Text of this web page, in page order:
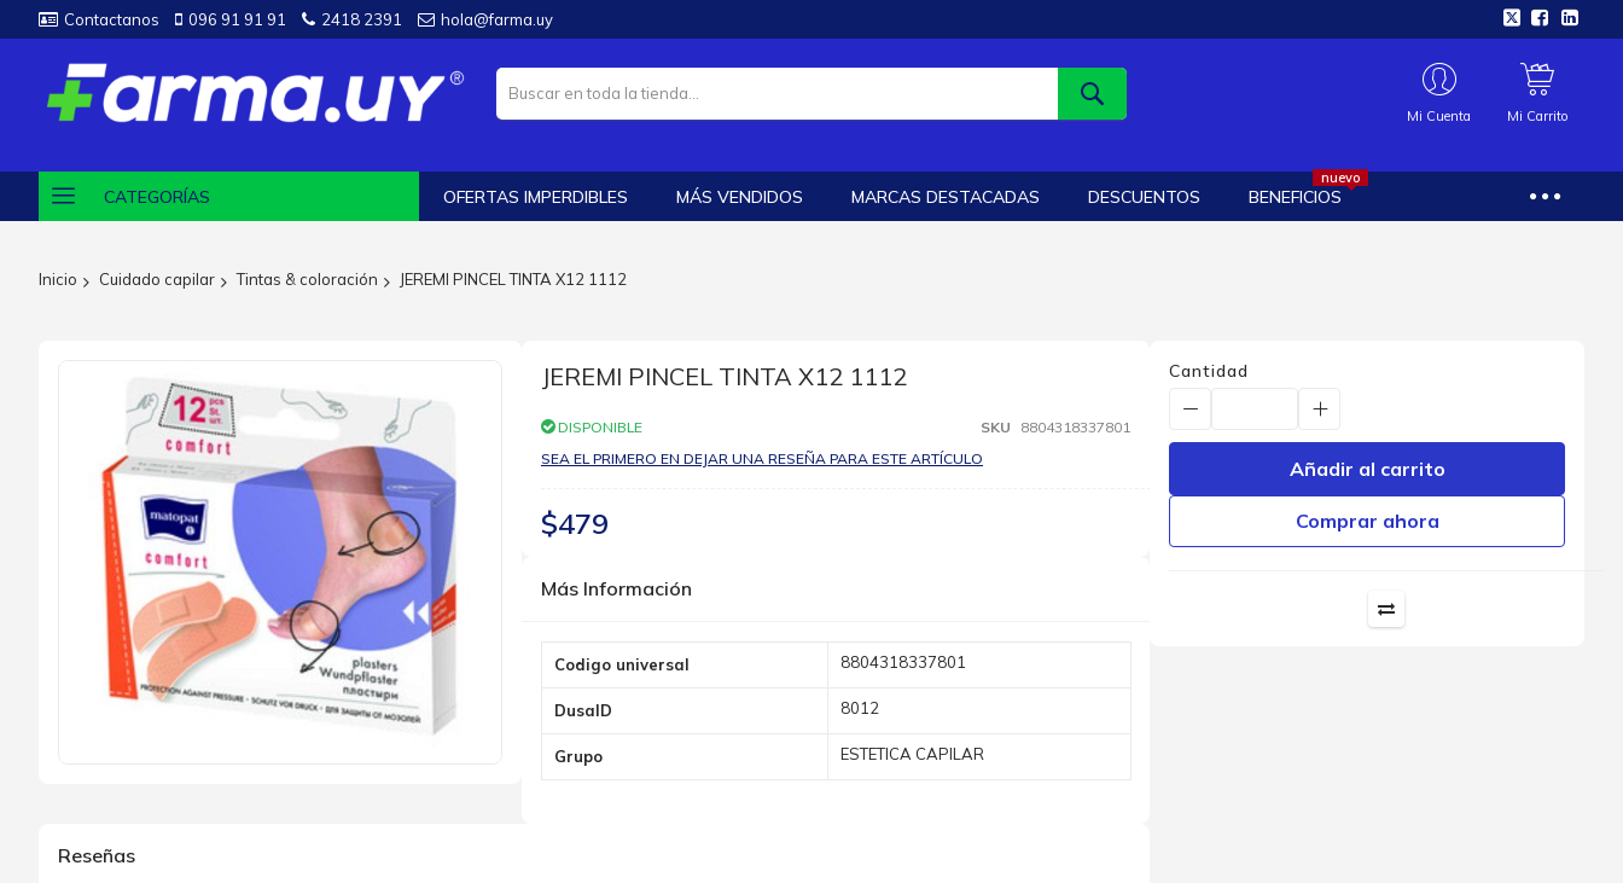
Contactanos 096 91 91 91 2418 2391 hola@farma.uy
Mi Cuenta Mi Carrito
CATEGORÍAS OFERTAS IMPERDIBLES MÁS VENDIDOS MARCAS DESTACADAS DESCUENTOS BENEFICIOS
nuevo
Inicio Cuidado capilar Tintas & coloración JEREMI PINCEL TINTA X12 1112
galería
imágenes
la
JEREMI PINCEL TINTA X12 1112
DISPONIBLE SKU
8804318337801
SEA EL PRIMERO EN DEJAR UNA RESEÑA PARA ESTE ARTÍCULO
$479
Más Información
Información
Codigo universal 8804318337801
DusaID 8012
Grupo ESTETICA CAPILAR
Reseñas
Cantidad
Añadir al carrito
Comprar ahora